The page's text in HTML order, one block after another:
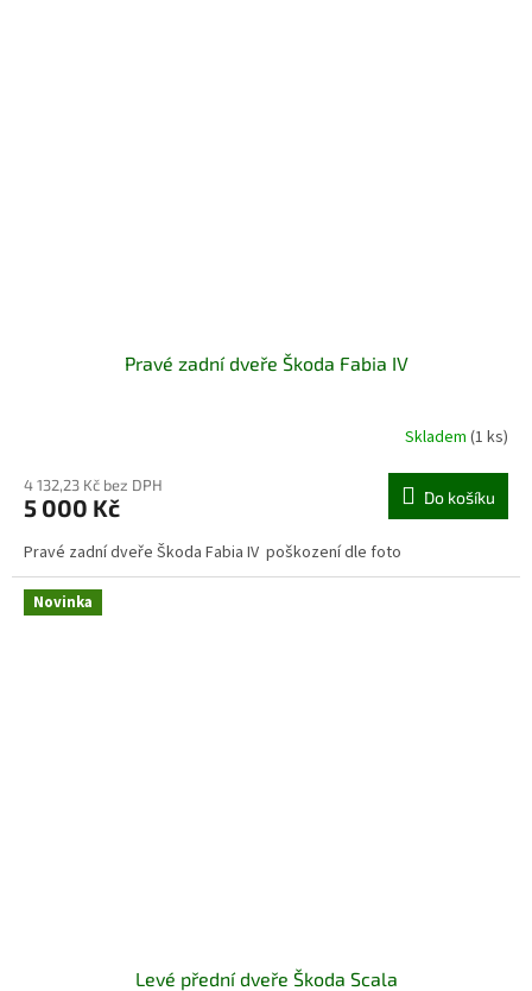
Pravé zadní dveře Škoda Fabia IV
Skladem (1 ks)
4 132,23 Kč bez DPH
5 000 Kč Do košíku
Pravé zadní dveře Škoda Fabia IV poškození dle foto
Novinka
Levé přední dveře Škoda Scala